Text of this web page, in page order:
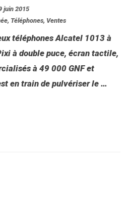
juin 2015
, Téléphones, Ventes
téléphones Alcatel 1013 à
à double puce, écran tactile,
à 49 000 GNF et
en train de pulvériser le …